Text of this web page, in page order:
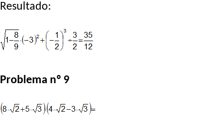
Resultado:
Problema nº 9